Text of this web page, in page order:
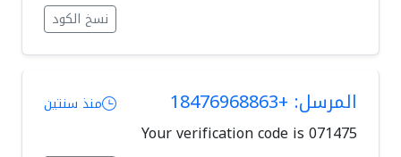
نسخ الكود
المرسل: +18476968863 منذ سنتين
Your verification code is 071475